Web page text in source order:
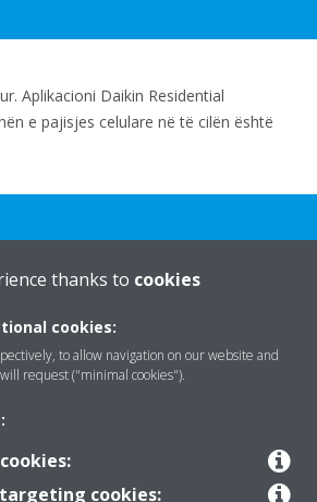
Aplikacioni Daikin Residential
e pajisjes celulare në të cilën është
thanks to cookies
cookies:
to allow navigation on our website and
request ("minimal cookies").
cookies: